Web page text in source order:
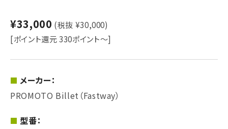
¥33,000 (税抜 ¥30,000)
[ポイント還元 330ポイント～]
メーカー：
PROMOTO Billet（Fastway）
型番：